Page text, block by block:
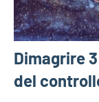
Dimagrire
del